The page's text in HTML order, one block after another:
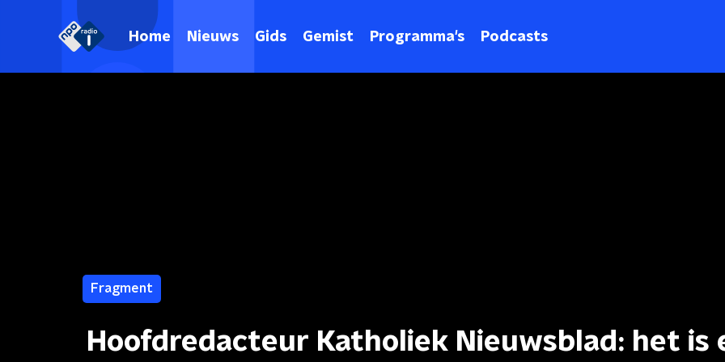
Home Nieuws Gids Gemist Programma's Podcasts
Fragment
Hoofdredacteur Katholiek Nieuwsblad: het is